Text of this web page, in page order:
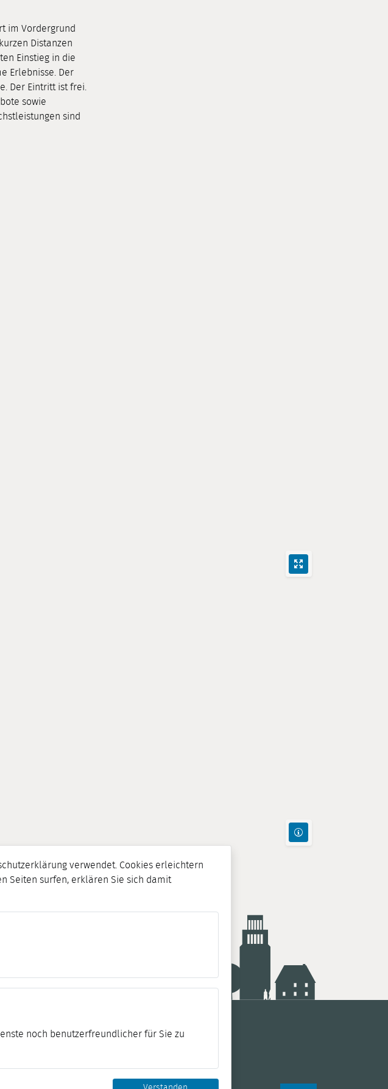
verwendet. Cookies erleichtern
Seiten surfen, erklären Sie sich damit
noch benutzerfreundlicher für Sie zu
im Vordergrund
Distanzen
Einstieg in die
Erlebnisse. Der
Der Eintritt ist frei.
sowie
sind